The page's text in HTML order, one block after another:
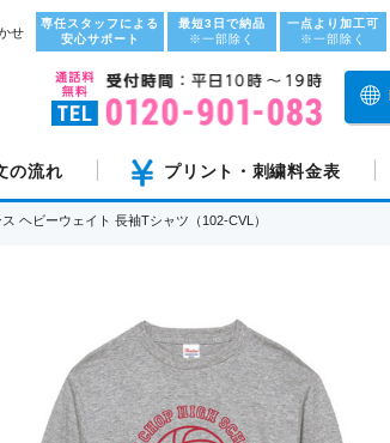
せ
専任スタッフによる
安心サポート
最短3日で納品
※一部除く
一点より加工可
※一部除く
の流れ プリント・刺繍料金表
ヘビーウェイト 長袖Tシャツ（102-CVL）